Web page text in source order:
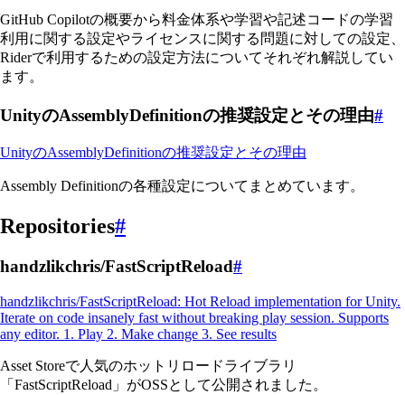
GitHub Copilotの概要から料金体系や学習や記述コードの学習
利用に関する設定やライセンスに関する問題に対しての設定、
Riderで利用するための設定方法についてそれぞれ解説してい
ます。
UnityのAssemblyDefinitionの推奨設定とその理由#
UnityのAssemblyDefinitionの推奨設定とその理由
Assembly Definitionの各種設定についてまとめています。
Repositories#
handzlikchris/FastScriptReload#
handzlikchris/FastScriptReload: Hot Reload implementation for Unity.
Iterate on code insanely fast without breaking play session. Supports
any editor. 1. Play 2. Make change 3. See results
Asset Storeで人気のホットリロードライブラリ
「FastScriptReload」がOSSとして公開されました。